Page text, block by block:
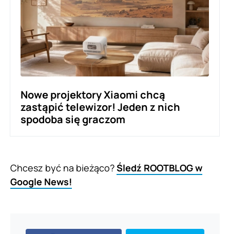
Nowe projektory Xiaomi chcą
zastąpić telewizor! Jeden z nich
spodoba się graczom
Chcesz być na bieżąco?Śledź ROOTBLOG w
Google News!